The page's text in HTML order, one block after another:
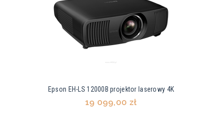
Epson EH-LS 12000B projektor laserowy 4K
19 099,00 zł